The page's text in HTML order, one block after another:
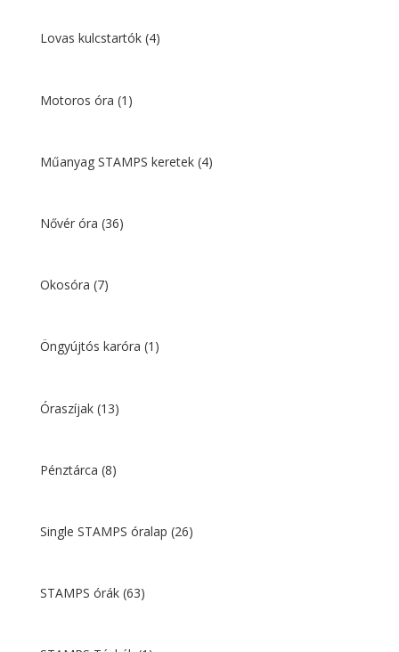
Lovas kulcstartók (4)
Motoros óra (1)
Műanyag STAMPS keretek (4)
Nővér óra (36)
Okosóra (7)
Öngyújtós karóra (1)
Óraszíjak (13)
Pénztárca (8)
Single STAMPS óralap (26)
STAMPS órák (63)